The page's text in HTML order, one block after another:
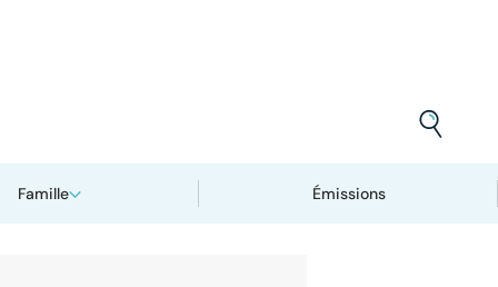
Famille Émissions